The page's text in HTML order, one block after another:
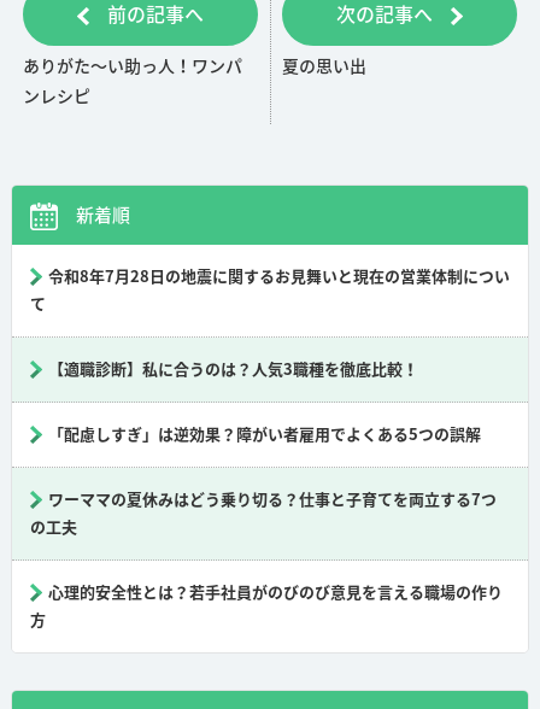
b
n
前の記事へ
ありがた～い助っ人！ワンパ
ンレシピ
次の記事へ
夏の思い出
新着順
令和8年7月28日の地震に関するお見舞いと現在の営業体制につい
て
【適職診断】私に合うのは？人気3職種を徹底比較！
「配慮しすぎ」は逆効果？障がい者雇用でよくある5つの誤解
ワーママの夏休みはどう乗り切る？仕事と子育てを両立する7つ
の工夫
心理的安全性とは？若手社員がのびのび意見を言える職場の作り
方